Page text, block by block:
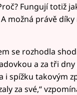
Fungují totiž
možná právě díky
se rozhodla
a za tři
i spížku takovým
za své,“